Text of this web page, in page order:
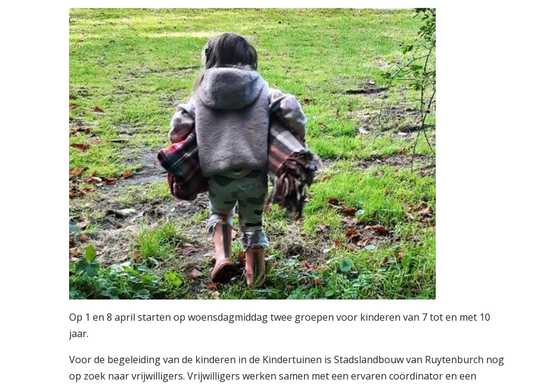
Op 1 en 8 april starten op woensdagmiddag twee groepen voor kinderen van 7 tot en met 10
jaar.
Voor de begeleiding van de kinderen in de Kindertuinen is Stadslandbouw van Ruytenburch nog
op zoek naar vrijwilligers. Vrijwilligers werken samen met een ervaren coördinator en een